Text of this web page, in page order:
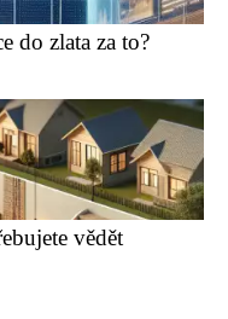
do zlata za to?
vědět